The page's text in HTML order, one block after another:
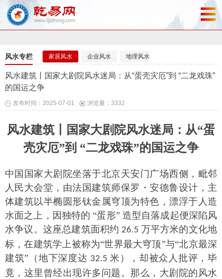
风水专栏 家居风水 企业风水 地理风水
风水建筑丨国家大剧院风水迷局：从“蛋壳灾厄”到 “二龙戏珠”
的国运之争
发布时间：2025-07-01 浏览量：3332
风水建筑丨 国家大剧院风水迷局：从“蛋
壳灾厄”到 “二龙戏珠”的国运之争
中国国家大剧院坐落于北京天安门广场西侧，毗邻
人民大会堂，由法国建筑师保罗・安德鲁设计，主
体建筑以半椭圆形钛金属穹顶为特色，漂浮于人造
水面之上，因独特的 “蛋形” 造型自落成起便深陷风
水争议。这座总建筑面积约 26.5 万平方米的文化地
标，在建筑学上被称为“世界最大穹顶”与“北京最深
建筑”（地下深度达 32.5 米），却被众人 批评，毕
竟，这里曾经出现许多问题。那么，大剧院的风水